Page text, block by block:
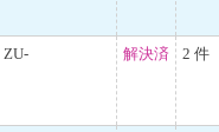
ZU- 解決済 2 件